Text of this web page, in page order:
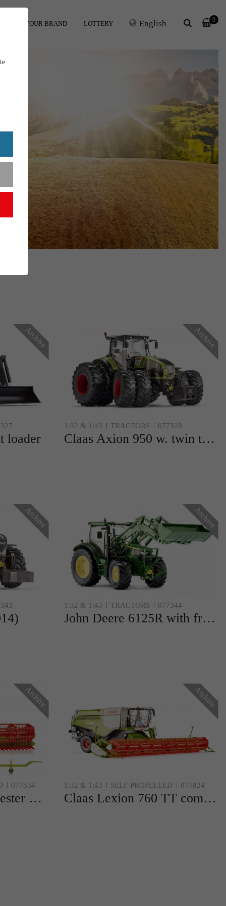
YOUR BRAND LOTTERY English 0
Archive
loader
Archive
1:32 & 1:43 TRACTORS 077328
Claas Axion 950 w. twin tyres
Archive Archive
1:32 & 1:43 TRACTORS 077344
John Deere 6125R with front loader
Archive
077834
Claas combine harvester Commandor 116 CS
Archive
1:32 & 1:43 SELF-PROPELLED 077824
Claas Lexion 760 TT combine w. V 1200 grain mower attachm.